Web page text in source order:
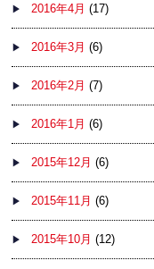
2016年4月 (17)
2016年3月 (6)
2016年2月 (7)
2016年1月 (6)
2015年12月 (6)
2015年11月 (6)
2015年10月 (12)